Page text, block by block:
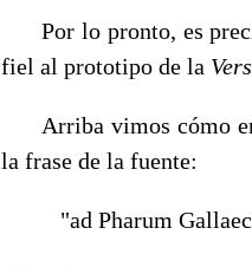
Por lo pronto, es
fiel al prototipo de la
Arriba vimos cómo en
la frase de la fuente:
"ad Pharum